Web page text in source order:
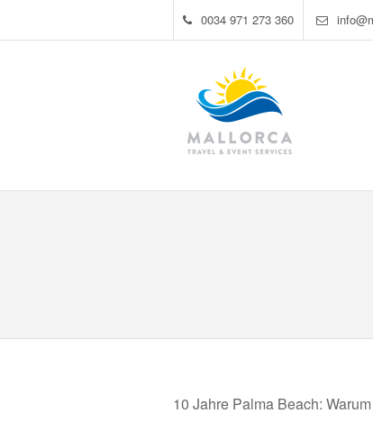
0034 971 273 360
10 Jahre Palma Beach: